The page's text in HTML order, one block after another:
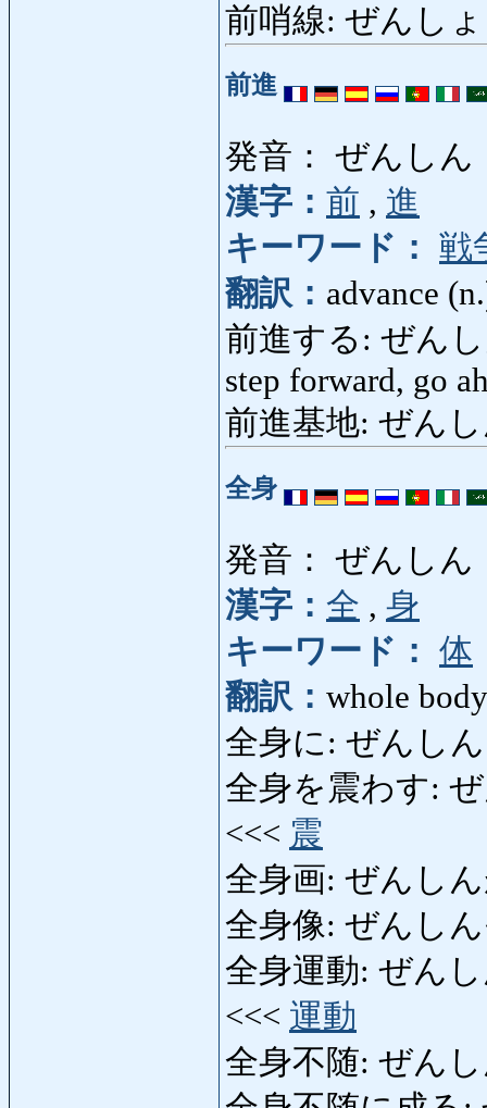
前哨線: ぜんし
前進
発音： ぜんしん
漢字： 前 , 進
キーワード： 戦
翻訳： advance
前進する: ぜんし
step forward, go
前進基地: ぜんし
全身
発音： ぜんしん
漢字： 全 , 身
キーワード： 体
翻訳： whole
全身に: ぜんし
全身を震わす:
<<< 震
全身画: ぜんし
全身像: ぜんし
全身運動: ぜんし
<<< 運動
全身不随: ぜん